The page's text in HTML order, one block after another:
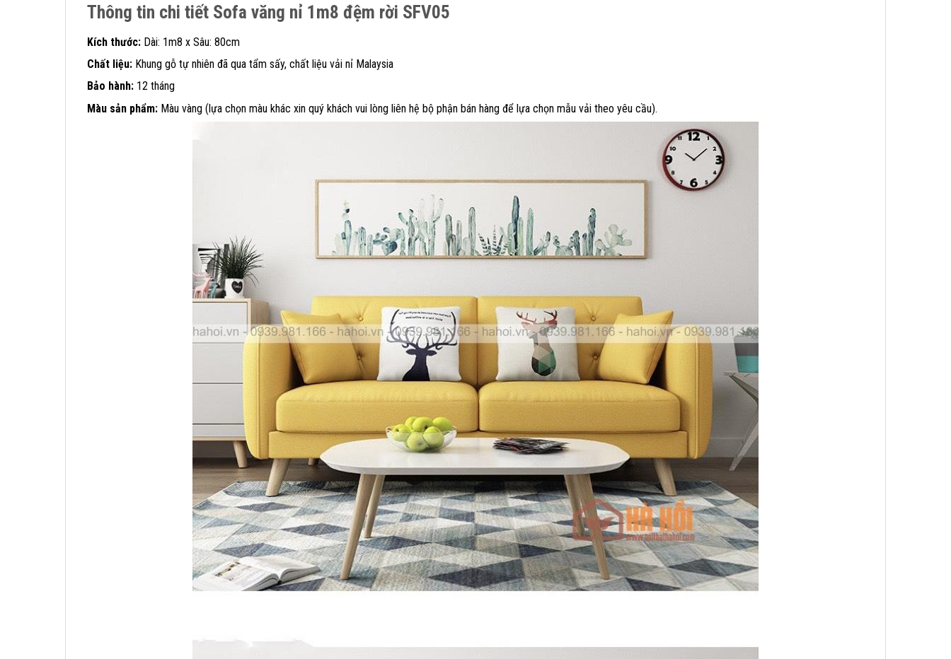
Thông tin chi tiết Sofa văng nỉ 1m8 đệm rời SFV05
Kích thước: Dài: 1m8 x Sâu: 80cm
Chất liệu: Khung gỗ tự nhiên đã qua tẩm sấy, chất liệu vải nỉ Malaysia
Bảo hành: 12 tháng
Màu sản phẩm: Màu vàng (lựa chọn màu khác xin quý khách vui lòng liên hệ bộ phận bán hàng để lựa chọn mẫu vải theo yêu cầu).